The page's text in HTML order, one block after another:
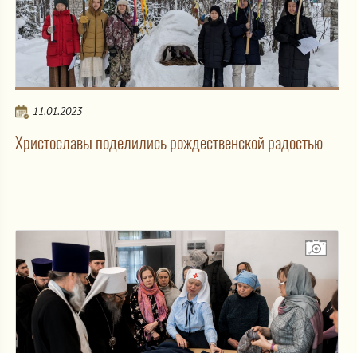
11.01.2023
Христославы поделились рождественской радостью